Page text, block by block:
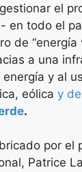
el
en todo el
de “energía
a una
y al
eólica y
.
por el
Patrice